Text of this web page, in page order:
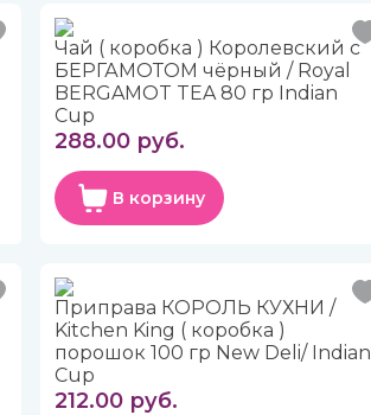
Чай ( коробка ) Королевский с
БЕРГАМОТОМ чёрный / Royal
BERGAMOT TEA 80 гр Indian
Cup
288.00 руб.
В корзину
Приправа КОРОЛЬ КУХНИ /
Kitchen King ( коробка )
порошок 100 гр New Deli/ Indian
Cup
212.00 руб.